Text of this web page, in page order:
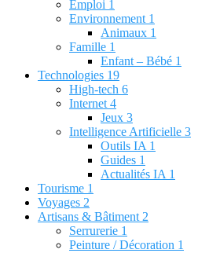
Emploi 1
Environnement 1
Animaux 1
Famille 1
Enfant – Bébé 1
Technologies 19
High-tech 6
Internet 4
Jeux 3
Intelligence Artificielle 3
Outils IA 1
Guides 1
Actualités IA 1
Tourisme 1
Voyages 2
Artisans & Bâtiment 2
Serrurerie 1
Peinture / Décoration 1